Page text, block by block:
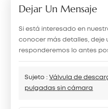
Dejar Un Mensaje
Si está interesado en
conocer más detalles, deje
responderemos lo antes
Sujeto :Válvula de
pulgadas sin cámara